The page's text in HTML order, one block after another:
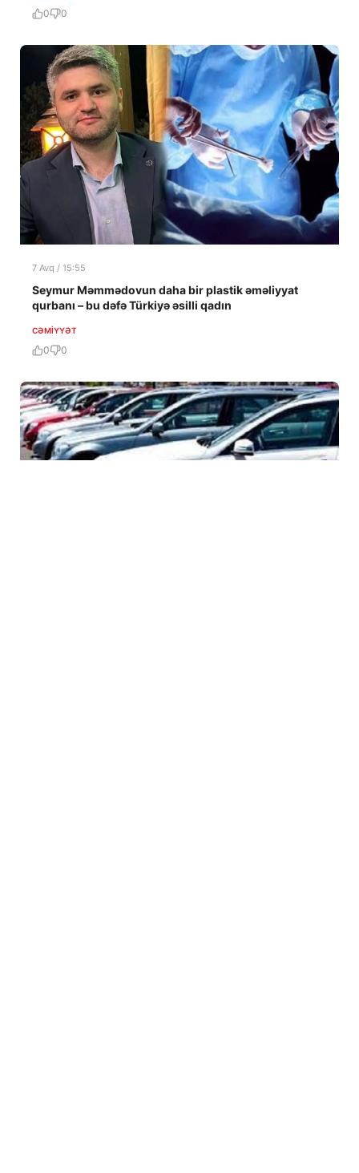
0 0
7 Avq / 15:55
Seymur Məmmədovun daha bir plastik əməliyyat
qurbanı – bu dəfə Türkiyə əsilli qadın
CƏMIYYƏT
0 0